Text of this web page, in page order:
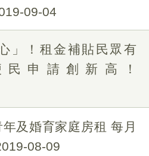
09-04
」！租金補貼民眾有
申請創新高！
及婚育家庭房租 每月
08-09